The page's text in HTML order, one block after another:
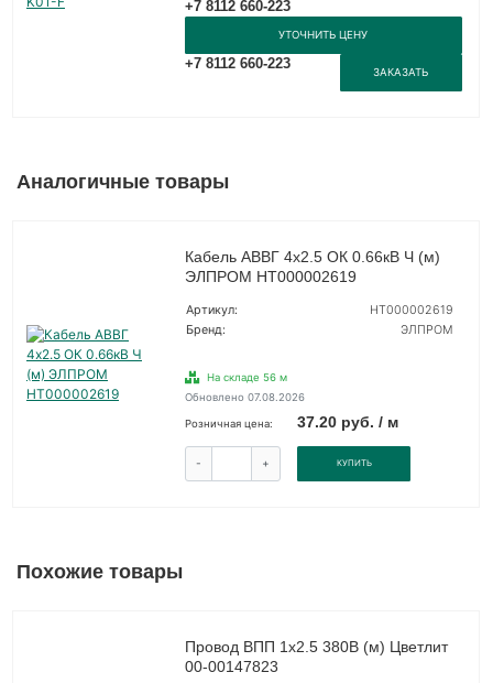
+7 8112 660-223
УТОЧНИТЬ ЦЕНУ
+7 8112 660-223
ЗАКАЗАТЬ
Аналогичные товары
Кабель АВВГ 4х2.5 ОК 0.66кВ Ч (м)
ЭЛПРОМ НТ000002619
Артикул:
НТ000002619
Бренд:
ЭЛПРОМ
На складе 56 м
Обновлено 07.08.2026
Розничная цена: 37.20 руб. / м
- + КУПИТЬ
Похожие товары
Провод ВПП 1х2.5 380В (м) Цветлит
00-00147823